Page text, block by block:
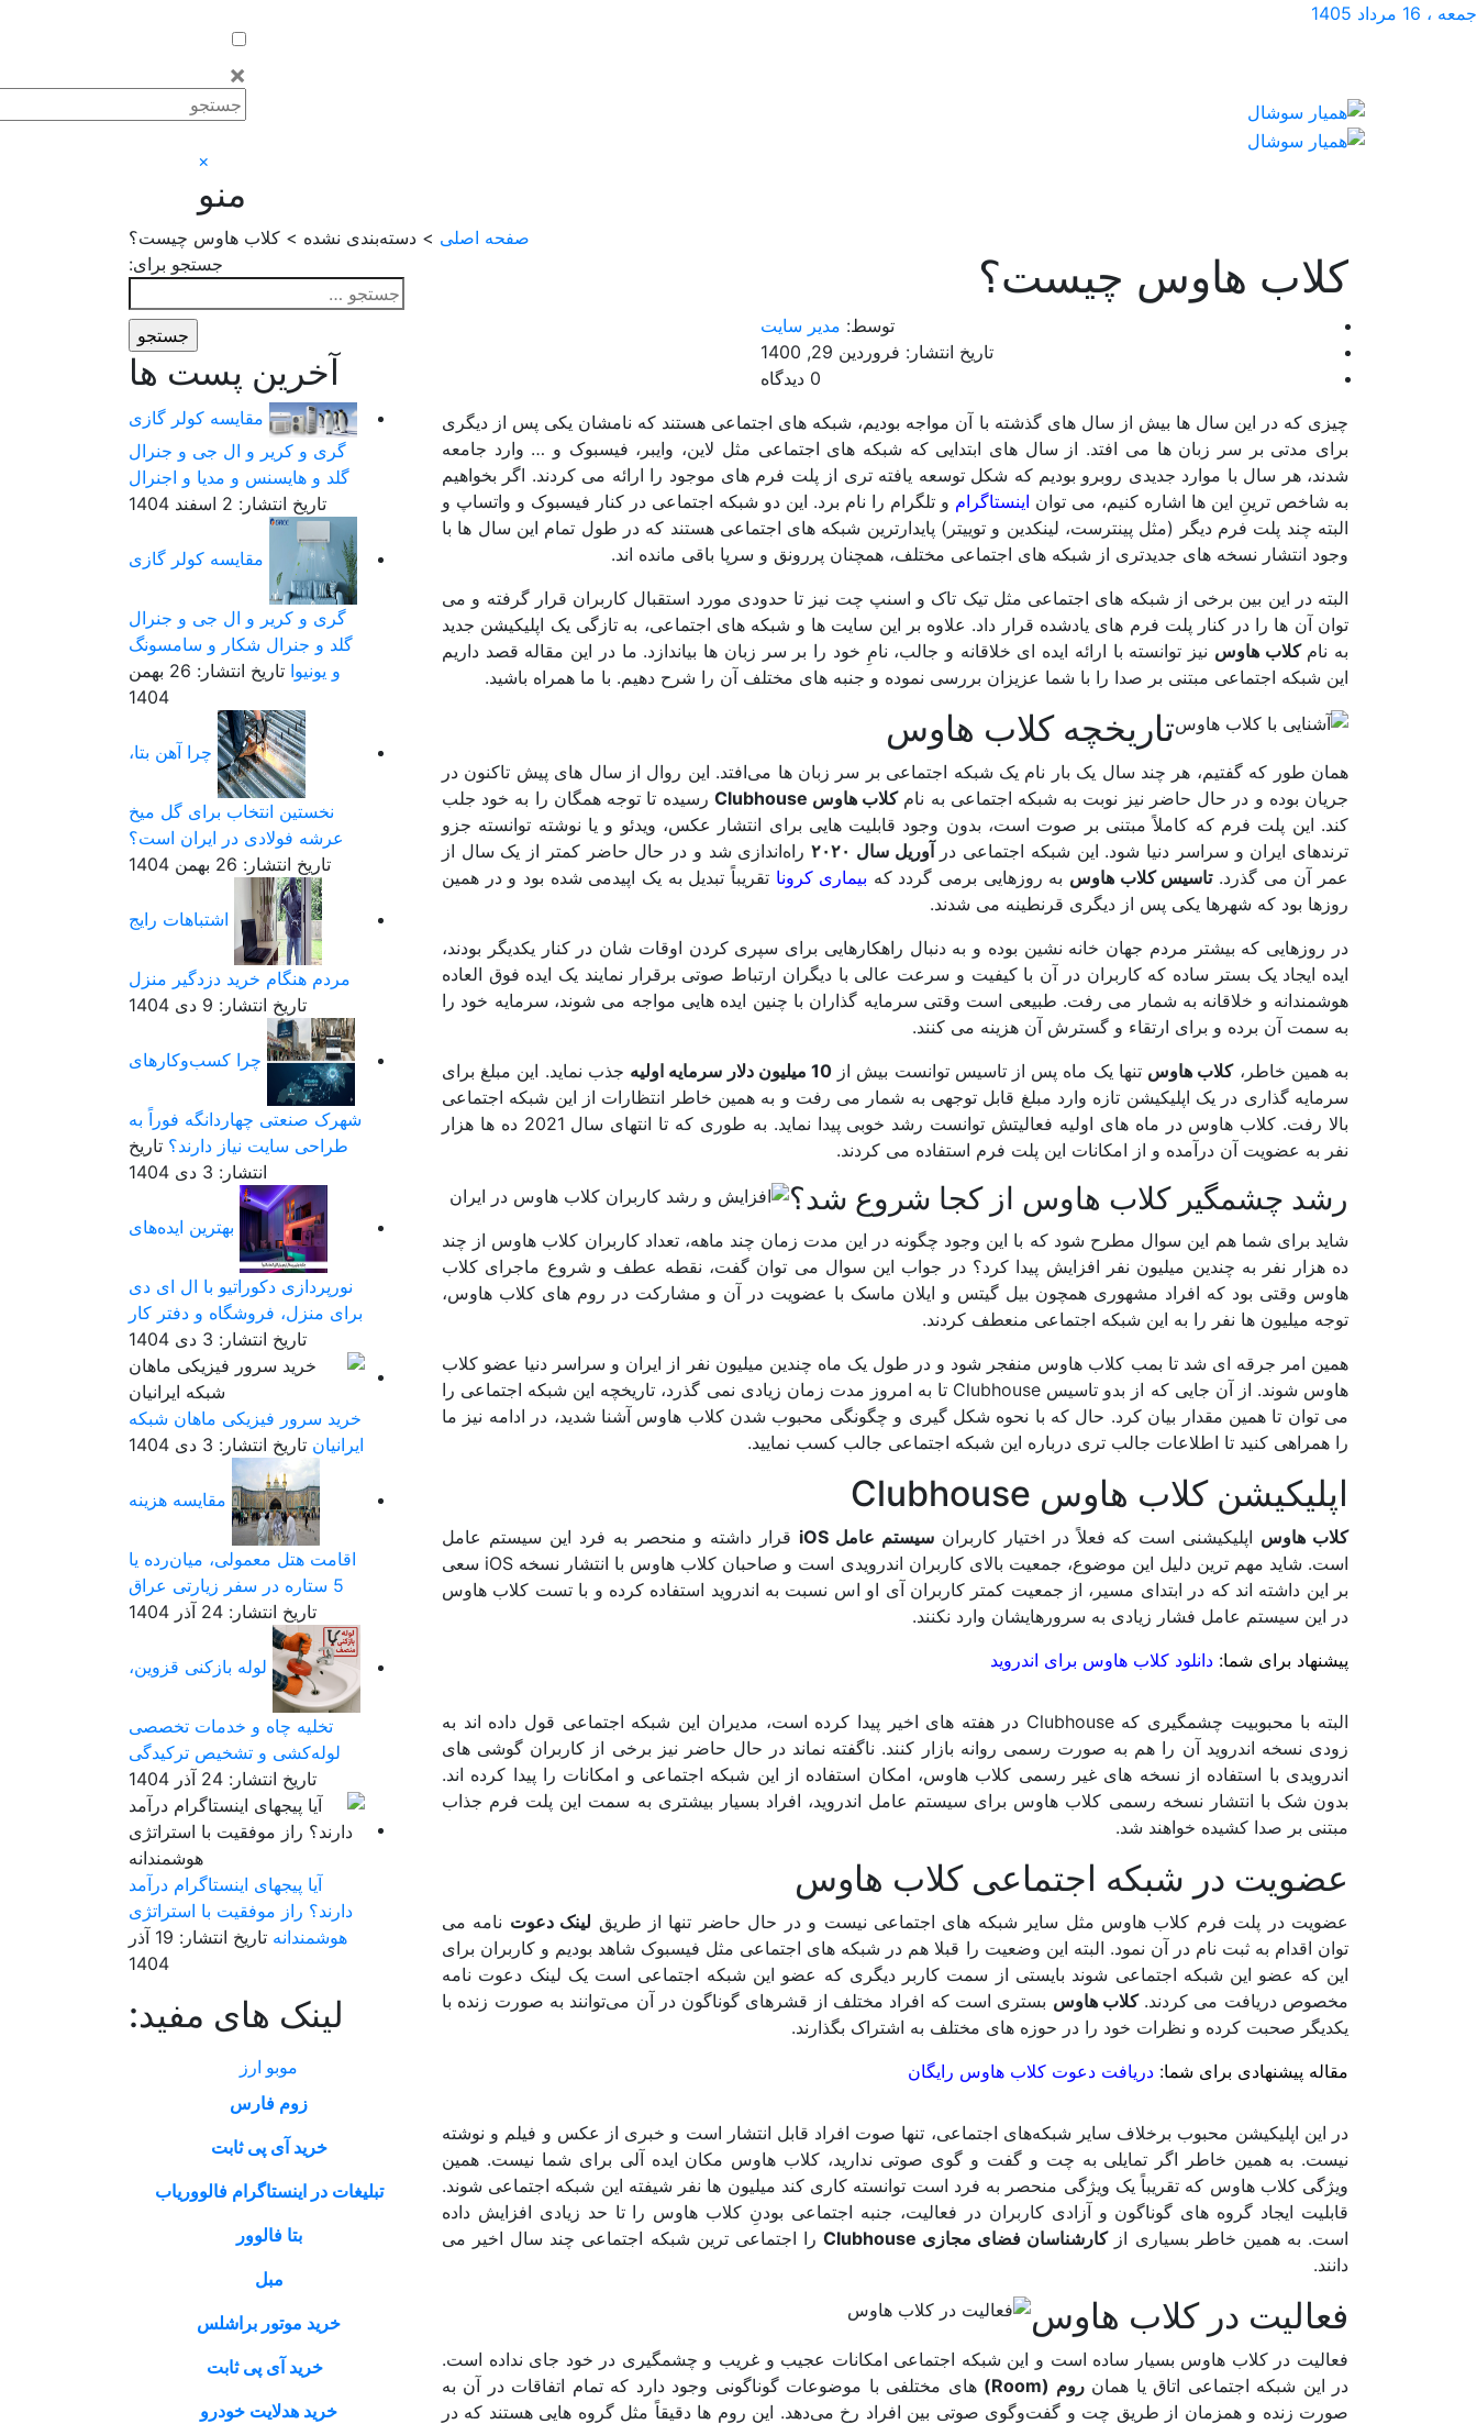
جمعه ، 16 مرداد 1405
×
×
منو
صفحه اصلی > دسته‌بندی نشده > کلاب هاوس چیست؟
کلاب هاوس چیست؟
توسط: مدیر سایت
تاریخ انتشار: فروردین 29, 1400
0 دیدگاه
چیزی که در این سال ها بیش از سال های گذشته با آن مواجه بودیم، شبکه های اجتماعی هستند که نامشان یکی پس از دیگری
برای مدتی بر سر زبان ها می افتد. از سال های ابتدایی که شبکه های اجتماعی مثل لاین، وایبر، فیسبوک و … وارد جامعه
شدند، هر سال با موارد جدیدی روبرو بودیم که شکل توسعه یافته تری از پلت فرم های موجود را ارائه می کردند. اگر بخواهیم
به شاخص ترینِ این ها اشاره کنیم، می توان اینستاگرام و تلگرام را نام برد. این دو شبکه اجتماعی در کنار فیسبوک و واتساپ و
البته چند پلت فرم دیگر (مثل پینترست، لینکدین و توییتر) پایدارترین شبکه های اجتماعی هستند که در طول تمام این سال ها با
وجود انتشار نسخه های جدیدتری از شبکه های اجتماعی مختلف، همچنان پررونق و سرپا باقی مانده اند.
البته در این بین برخی از شبکه های اجتماعی مثل تیک تاک و اسنپ چت نیز تا حدودی مورد استقبال کاربران قرار گرفته و می
توان آن ها را در کنار پلت فرم های یادشده قرار داد. علاوه بر این سایت ها و شبکه های اجتماعی، به تازگی یک اپلیکیشن جدید
به نامکلاب هاوس نیز توانسته با ارائه ایده ای خلاقانه و جالب، نامِ خود را بر سر زبان ها بیاندازد. ما در این مقاله قصد داریم
این شبکه اجتماعی مبتنی بر صدا را با شما عزیزان بررسی نموده و جنبه های مختلف آن را شرح دهیم. با ما همراه باشید.
تاریخچه کلاب هاوس
همان طور که گفتیم، هر چند سال یک بار نام یک شبکه اجتماعی بر سر زبان‌ ها می‌افتد. این روال از سال های پیش تاکنون در
جریان بوده و در حال حاضر نیز نوبت به شبکه اجتماعی به نامکلاب هاوس Clubhouse
رسیده تا توجه همگان را به خود جلب
کند. این پلت فرم که کاملاً مبتنی بر صوت است، بدون وجود قابلیت هایی برای انتشار عکس، ویدئو و یا نوشته توانسته جزو
ترندهای ایران و سراسر دنیا شود. این شبکه اجتماعی درآوریل سال ۲۰۲۰
راه‌اندازی شد و در حال حاضر کمتر از یک سال از
عمر آن می گذرد.تاسیس کلاب هاوس به روزهایی برمی گردد که بیماری کرونا تقریباً تبدیل به یک اپیدمی شده بود و در همین
روزها بود که شهرها یکی پس از دیگری قرنطینه می شدند.
در روزهایی که بیشتر مردم جهان خانه نشین بوده و به دنبال راهکارهایی برای سپری کردن اوقات شان در کنار یکدیگر بودند،
ایده ایجاد یک بستر ساده که کاربران در آن با کیفیت و سرعت عالی با دیگران ارتباط صوتی برقرار نمایند یک ایده فوق العاده
هوشمندانه و خلاقانه به شمار می رفت. طبیعی است وقتی سرمایه گذاران با چنین ایده هایی مواجه می شوند، سرمایه خود را
به سمت آن برده و برای ارتقاء و گسترش آن هزینه می کنند.
به همین خاطر،کلاب هاوس تنها یک ماه پس از تاسیس توانست بیش از10 میلیون دلار سرمایه اولیه
جذب نماید. این مبلغ برای
سرمایه گذاری در یک اپلیکیشن تازه وارد مبلغ قابل توجهی به شمار می رفت و به همین خاطر انتظارات از این شبکه اجتماعی
بالا رفت. کلاب هاوس در ماه های اولیه فعالیتش توانست رشد خوبی پیدا نماید. به طوری که تا انتهای سال 2021 ده ها هزار
نفر به عضویت آن درآمده و از امکانات این پلت فرم استفاده می کردند.
رشد چشمگیر کلاب هاوس از کجا شروع شد؟
شاید برای شما هم این سوال مطرح شود که با این وجود چگونه در این مدت زمان چند ماهه، تعداد کاربران کلاب هاوس از چند
ده هزار نفر به چندین میلیون نفر افزایش پیدا کرد؟ در جواب این سوال می توان گفت، نقطه عطف و شروع ماجرای کلاب
هاوس وقتی بود که افراد مشهوری همچون بیل گیتس و ایلان ماسک با عضویت در آن و مشارکت در روم های کلاب هاوس،
توجه میلیون ها نفر را به این شبکه اجتماعی منعطف کردند.
همین امر جرقه ای شد تا بمب کلاب هاوس منفجر شود و در طول یک ماه چندین میلیون نفر از ایران و سراسر دنیا عضو کلاب
هاوس شوند. از آن جایی که از بدو تاسیس Clubhouse تا به امروز مدت زمان زیادی نمی گذرد، تاریخچه این شبکه اجتماعی را
می توان تا همین مقدار بیان کرد. حال که با نحوه شکل گیری و چگونگی محبوب شدن کلاب هاوس آشنا شدید، در ادامه نیز ما
را همراهی کنید تا اطلاعات جالب تری درباره این شبکه اجتماعی جالب کسب نمایید.
اپلیکیشن کلاب هاوس Clubhouse
کلاب هاوس اپلیکیشنی است که فعلاً در اختیار کاربرانسیستم عامل iOS
قرار داشته و منحصر به فرد این سیستم عامل
است. شاید مهم ترین دلیل این موضوع، جمعیت بالای کاربران اندرویدی است و صاحبان کلاب هاوس با انتشار نسخه iOS سعی
بر این داشته اند که در ابتدای مسیر، از جمعیت کمتر کاربران آی او اس نسبت به اندروید استفاده کرده و با تست کلاب هاوس
در این سیستم عامل فشار زیادی به سرورهایشان وارد نکنند.
پیشنهاد برای شما: دانلود کلاب هاوس برای اندروید
البته با محبوبیت چشمگیری که Clubhouse در هفته های اخیر پیدا کرده است، مدیران این شبکه اجتماعی قول داده اند به
زودی نسخه اندروید آن را هم به صورت رسمی روانه بازار کنند. ناگفته نماند در حال حاضر نیز برخی از کاربران گوشی های
اندرویدی با استفاده از نسخه های غیر رسمی کلاب هاوس، امکان استفاده از این شبکه اجتماعی و امکانات را پیدا کرده اند.
بدون شک با انتشار نسخه رسمی کلاب هاوس برای سیستم عامل اندروید، افراد بسیار بیشتری به سمت این پلت فرم جذاب
مبتنی بر صدا کشیده خواهند شد.
عضویت در شبکه اجتماعی کلاب هاوس
عضویت در پلت فرم کلاب هاوس مثل سایر شبکه های اجتماعی نیست و در حال حاضر تنها از طریق لینک دعوت نامه می
توان اقدام به ثبت نام در آن نمود. البته این وضعیت را قبلا هم در شبکه های اجتماعی مثل فیسبوک شاهد بودیم و کاربران برای
این که عضو این شبکه اجتماعی شوند بایستی از سمت کاربر دیگری که عضو این شبکه اجتماعی است یک لینک دعوت نامه
مخصوص دریافت می کردند.کلاب هاوس بستری است که افراد مختلف از قشرهای گوناگون در آن می‌توانند به صورت زنده با
یکدیگر صحبت کرده و نظرات خود را در حوزه های مختلف به اشتراک بگذارند.
مقاله پیشنهادی برای شما: دریافت دعوت کلاب هاوس رایگان
در این اپلیکیشن محبوب برخلاف سایر شبکه‌های اجتماعی، تنها صوت افراد قابل انتشار است و خبری از عکس و فیلم و نوشته
نیست. به همین خاطر اگر تمایلی به چت و گفت و گوی صوتی ندارید، کلاب هاوس مکان ایده آلی برای شما نیست. همین
ویژگی کلاب هاوس که تقریباً یک ویژگی منحصر به فرد است توانسته کاری کند میلیون ها نفر شیفته این شبکه اجتماعی شوند.
قابلیت ایجاد گروه های گوناگون و آزادی کاربران در فعالیت، جنبه اجتماعی بودنِ کلاب هاوس را تا حد زیادی افزایش داده
است. به همین خاطر بسیاری ازکارشناسان فضای مجازی Clubhouse
را اجتماعی ترین شبکه اجتماعی چند سال اخیر می
دانند.
فعالیت در کلاب هاوس
فعالیت در کلاب هاوس بسیار ساده است و این شبکه اجتماعی امکانات عجیب و غریب و چشمگیری در خود جای نداده است.
در این شبکه اجتماعی اتاق یا همانروم (Room)
های مختلفی با موضوعات گوناگونی وجود دارد که تمام اتفاقات در آن به
صورت زنده و همزمان از طریق چت و گفت‌وگوی صوتی بین افراد رخ می‌دهد. این روم ها دقیقاً مثل گروه هایی هستند که در
جستجو برای:
آخرین پست ها
مقایسه کولر گازی
گری و کریر و ال جی و جنرال
گلد و هایسنس و مدیا و اجنرال
تاریخ انتشار: 2 اسفند 1404
مقایسه کولر گازی
گری و کریر و ال جی و جنرال
گلد و جنرال شکار و سامسونگ
و یونیوا
تاریخ انتشار: 26 بهمن
1404
چرا آهن بتا،
نخستین انتخاب برای گل میخ
عرشه فولادی در ایران است؟
تاریخ انتشار: 26 بهمن 1404
اشتباهات رایج
مردم هنگام خرید دزدگیر منزل
تاریخ انتشار: 9 دی 1404
چرا کسب‌وکارهای
شهرک صنعتی چهاردانگه فوراً به
طراحی سایت نیاز دارند؟ تاریخ
انتشار: 3 دی 1404
بهترین ایده‌های
نورپردازی دکوراتیو با ال ای دی
برای منزل، فروشگاه و دفتر کار
تاریخ انتشار: 3 دی 1404
خرید سرور فیزیکی ماهان شبکه
ایرانیان تاریخ انتشار: 3 دی 1404
مقایسه هزینه
اقامت هتل معمولی، میان‌رده یا
5 ستاره در سفر زیارتی عراق
تاریخ انتشار: 24 آذر 1404
لوله بازکنی قزوین،
تخلیه چاه و خدمات تخصصی
لوله‌کشی و تشخیص ترکیدگی
تاریخ انتشار: 24 آذر 1404
آیا پیجهای اینستاگرام درآمد
دارند؟ راز موفقیت با استراتژی
هوشمندانه
تاریخ انتشار: 19 آذر
1404
لینک های مفید:
موبو ارز
زوم فارس
خرید آی پی ثابت
تبلیغات در اینستاگرام فالووریاب
بتا فالوور
مبل
خرید موتور براشلس
خرید آی پی ثابت
خرید هدلایت خودرو